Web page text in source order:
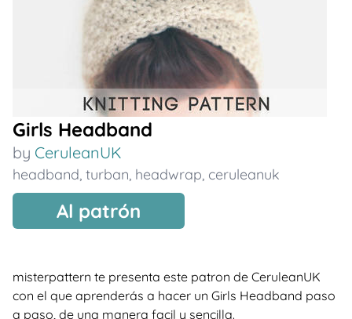
Girls Headband
by CeruleanUK
headband, turban, headwrap, ceruleanuk
Al patrón
misterpattern te presenta este patron de CeruleanUK
con el que aprenderás a hacer un Girls Headband paso
a paso, de una manera facil y sencilla.